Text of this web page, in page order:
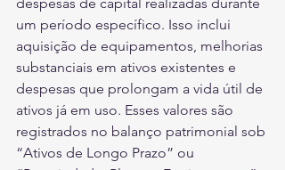
um período específico. Isso inclui
aquisição de equipamentos, melhorias
substanciais em ativos existentes e
despesas que prolongam a vida útil de
ativos já em uso. Esses valores são
registrados no balanço patrimonial sob
“Ativos de Longo Prazo” ou